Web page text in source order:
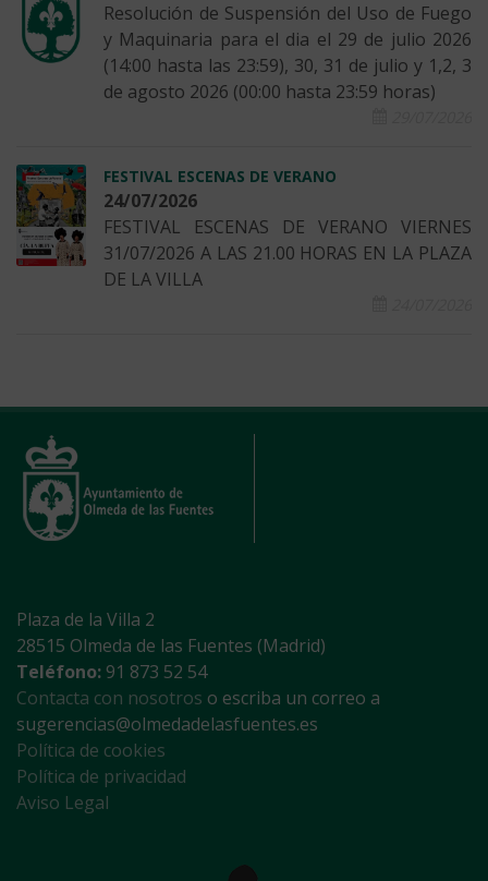
Resolución de Suspensión del Uso de Fuego
y Maquinaria para el dia el 29 de julio 2026
(14:00 hasta las 23:59), 30, 31 de julio y 1,2, 3
de agosto 2026 (00:00 hasta 23:59 horas)
FESTIVAL ESCENAS DE VERANO
24/07/2026
FESTIVAL ESCENAS DE VERANO VIERNES
31/07/2026 A LAS 21.00 HORAS EN LA PLAZA
DE LA VILLA
Plaza de la Villa 2
28515 Olmeda de las Fuentes (Madrid)
Teléfono: 91 873 52 54
Contacta con nosotros o escriba un correo a
sugerencias@olmedadelasfuentes.es
Política de cookies
Política de privacidad
Aviso Legal